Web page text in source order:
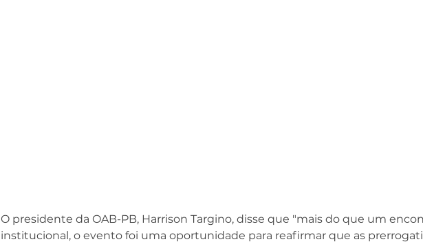
O presidente da OAB-PB, Harrison Targino, disse que "mais do que um
institucional, o evento foi uma oportunidade para reafirmar que as